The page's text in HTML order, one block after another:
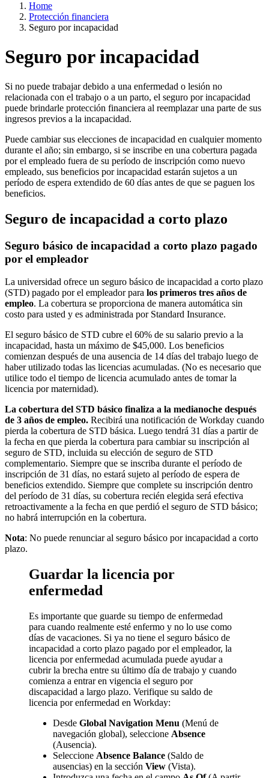
Home
Protección financiera
Seguro por incapacidad
Seguro por incapacidad
Si no puede trabajar debido a una enfermedad o lesión no
relacionada con el trabajo o a un parto, el seguro por incapacidad
puede brindarle protección financiera al reemplazar una parte de sus
ingresos previos a la incapacidad.
Puede cambiar sus elecciones de incapacidad en cualquier momento
durante el año; sin embargo, si se inscribe en una cobertura pagada
por el empleado fuera de su período de inscripción como nuevo
empleado, sus beneficios por incapacidad estarán sujetos a un
período de espera extendido de 60 días antes de que se paguen los
beneficios.
Seguro de incapacidad a corto plazo
Seguro básico de incapacidad a corto plazo pagado
por el empleador
La universidad ofrece un seguro básico de incapacidad a corto plazo
(STD) pagado por el empleador para los primeros tres años de
empleo. La cobertura se proporciona de manera automática sin
costo para usted y es administrada por Standard Insurance.
El seguro básico de STD cubre el 60% de su salario previo a la
incapacidad, hasta un máximo de $45,000. Los beneficios
comienzan después de una ausencia de 14 días del trabajo luego de
haber utilizado todas las licencias acumuladas. (No es necesario que
utilice todo el tiempo de licencia acumulado antes de tomar la
licencia por maternidad).
La cobertura del STD básico finaliza a la medianoche después
de 3 años de empleo. Recibirá una notificación de Workday cuando
pierda la cobertura de STD básica. Luego tendrá 31 días a partir de
la fecha en que pierda la cobertura para cambiar su inscripción al
seguro de STD, incluida su elección de seguro de STD
complementario. Siempre que se inscriba durante el período de
inscripción de 31 días, no estará sujeto al período de espera de
beneficios extendido. Siempre que complete su inscripción dentro
del período de 31 días, su cobertura recién elegida será efectiva
retroactivamente a la fecha en que perdió el seguro de STD básico;
no habrá interrupción en la cobertura.
Nota: No puede renunciar al seguro básico por incapacidad a corto
plazo.
Guardar la licencia por
enfermedad
Es importante que guarde su tiempo de enfermedad
para cuando realmente esté enfermo y no lo use como
días de vacaciones. Si ya no tiene el seguro básico de
incapacidad a corto plazo pagado por el empleador, la
licencia por enfermedad acumulada puede ayudar a
cubrir la brecha entre su último día de trabajo y cuando
comienza a entrar en vigencia el seguro por
discapacidad a largo plazo. Verifique su saldo de
licencia por enfermedad en Workday:
Desde Global Navigation Menu (Menú de
navegación global), seleccione Absence
(Ausencia).
Seleccione Absence Balance (Saldo de
ausencias) en la sección View (Vista).